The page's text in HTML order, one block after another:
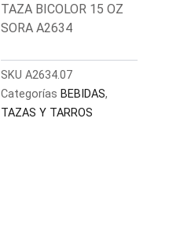
TAZA BICOLOR 15 OZ
SORA A2634
SKU A2634.07
Categorías BEBIDAS,
TAZAS Y TARROS